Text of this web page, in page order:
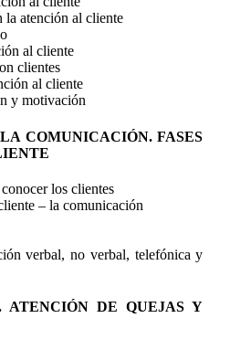
la atención al cliente
al cliente
clientes
al cliente
y motivación
COMUNICACIÓN. FASES
los clientes
– la comunicación
verbal, no verbal, telefónica y
DE QUEJAS Y